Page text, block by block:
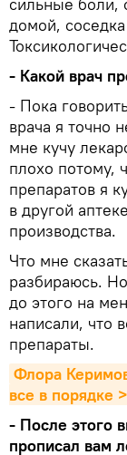
домой,
- Какой врач
- Пока
врача я точно
мне кучу
плохо потому,
препаратов я
в другой
производства.
Что мне
разбираюсь.
до этого на
написали, что
препараты.
Флора
все в порядке
- После этого
прописал вам